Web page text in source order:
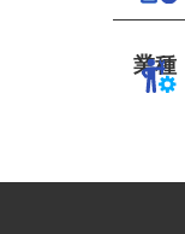
業種